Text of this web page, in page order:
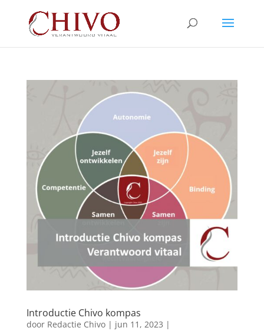
Introductie Chivo kompas
door Redactie Chivo| jun 11, 2023 |